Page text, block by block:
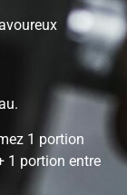
1 portion
1 portion entre